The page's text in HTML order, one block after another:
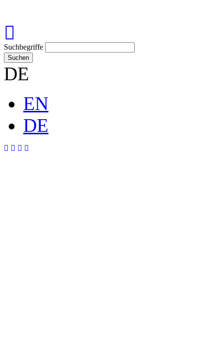
Suchbegriffe
Suchen
DE
EN
DE